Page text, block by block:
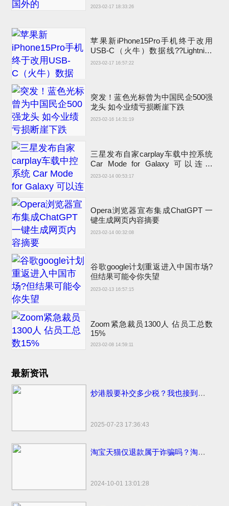
2023-02-17 18:33:26
苹果新iPhone15Pro手机终于改用
USB-C（火牛）数据线??Lightning
充电接口退出
2023-02-17 16:57:22
突发！蓝色光标曾为中国民企500强
龙头 如今业绩亏损断崖下跌
2023-02-16 14:31:19
三星发布自家carplay车载中控系统
Car Mode for Galaxy 可以连接
carplay吗？
2023-02-14 00:53:17
Opera浏览器宣布集成ChatGPT 一
键生成网页内容摘要
2023-02-14 00:32:08
谷歌google计划重返进入中国市场?
但结果可能令你失望
2023-02-13 16:57:15
Zoom紧急裁员1300人 佔员工总数
15%
2023-02-08 14:59:11
最新资讯
炒港股要补交多少税？我也接到催交补税特别行动的电话了
2025-07-23 17:36:43
淘宝天猫仅退款属于诈骗吗？淘宝天猫开始部分取消仅退款
2024-10-01 13:01:28